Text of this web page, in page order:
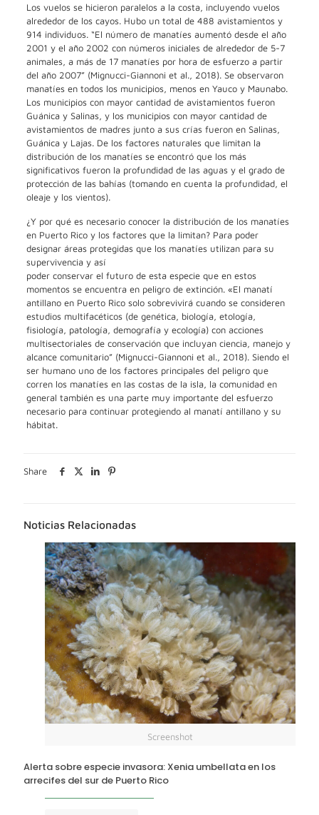
Los vuelos se hicieron paralelos a la costa, incluyendo vuelos
alrededor de los cayos. Hubo un total de 488 avistamientos y
914 individuos. “El número de manatíes aumentó desde el año
2001 y el año 2002 con números iniciales de alrededor de 5-7
animales, a más de 17 manatíes por hora de esfuerzo a partir
del año 2007” (Mignucci-Giannoni et al., 2018). Se observaron
manatíes en todos los municipios, menos en Yauco y Maunabo.
Los municipios con mayor cantidad de avistamientos fueron
Guánica y Salinas, y los municipios con mayor cantidad de
avistamientos de madres junto a sus crías fueron en Salinas,
Guánica y Lajas. De los factores naturales que limitan la
distribución de los manatíes se encontró que los más
significativos fueron la profundidad de las aguas y el grado de
protección de las bahías (tomando en cuenta la profundidad, el
oleaje y los vientos).
¿Y por qué es necesario conocer la distribución de los manatíes
en Puerto Rico y los factores que la limitan? Para poder
designar áreas protegidas que los manatíes utilizan para su
supervivencia y así
poder conservar el futuro de esta especie que en estos
momentos se encuentra en peligro de extinción. «El manatí
antillano en Puerto Rico solo sobrevivirá cuando se consideren
estudios multifacéticos (de genética, biología, etología,
fisiología, patología, demografía y ecología) con acciones
multisectoriales de conservación que incluyan ciencia, manejo y
alcance comunitario” (Mignucci-Giannoni et al., 2018). Siendo el
ser humano uno de los factores principales del peligro que
corren los manatíes en las costas de la isla, la comunidad en
general también es una parte muy importante del esfuerzo
necesario para continuar protegiendo al manatí antillano y su
hábitat.
Share
Noticias Relacionadas
Screenshot
Alerta sobre especie invasora: Xenia umbellata en los
arrecifes del sur de Puerto Rico